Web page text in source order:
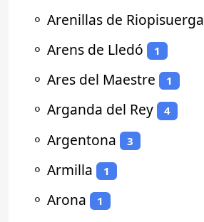
⚬ Arenillas de Riopisuerga
⚬ Arens de Lledó 1
⚬ Ares del Maestre 1
⚬ Arganda del Rey 4
⚬ Argentona 3
⚬ Armilla 1
⚬ Arona 1